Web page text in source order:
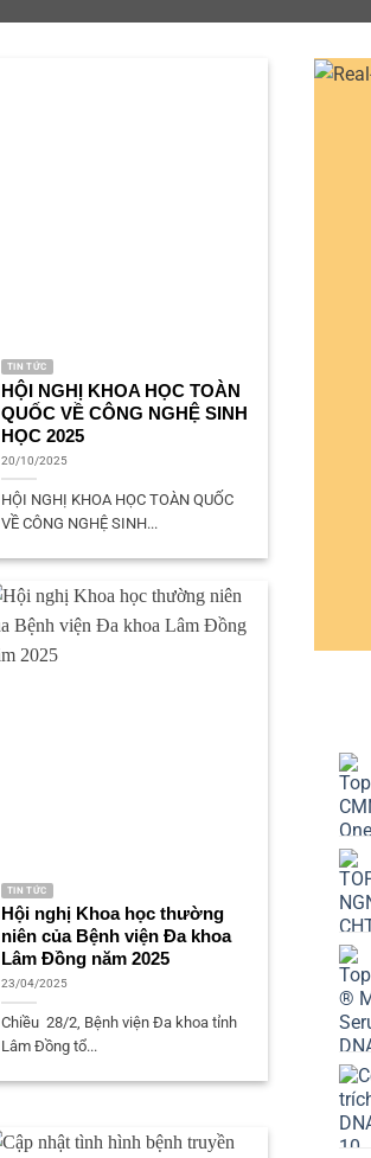
TIN TỨC
HỘI NGHỊ KHOA HỌC TOÀN
QUỐC VỀ CÔNG NGHỆ SINH
HỌC 2025
20/10/2025
HỘI NGHỊ KHOA HỌC TOÀN QUỐC
VỀ CÔNG NGHỆ SINH...
TIN TỨC
Hội nghị Khoa học thường
niên của Bệnh viện Đa khoa
Lâm Đồng năm 2025
23/04/2025
Chiều 28/2, Bệnh viện Đa khoa tỉnh
Lâm Đồng tổ...